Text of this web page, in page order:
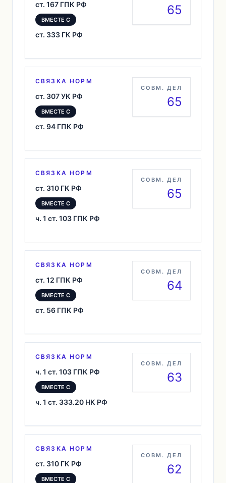
ст. 167 ГПК РФ
ВМЕСТЕ С
ст. 333 ГК РФ
65
СВЯЗКА НОРМ
ст. 307 УК РФ
ВМЕСТЕ С
ст. 94 ГПК РФ
СОВМ. ДЕЛ
65
СВЯЗКА НОРМ
ст. 310 ГК РФ
ВМЕСТЕ С
ч. 1 ст. 103 ГПК РФ
СОВМ. ДЕЛ
65
СВЯЗКА НОРМ
ст. 12 ГПК РФ
ВМЕСТЕ С
ст. 56 ГПК РФ
СОВМ. ДЕЛ
64
СВЯЗКА НОРМ
ч. 1 ст. 103 ГПК РФ
ВМЕСТЕ С
ч. 1 ст. 333.20 НК РФ
СОВМ. ДЕЛ
63
СВЯЗКА НОРМ
ст. 310 ГК РФ
ВМЕСТЕ С
СОВМ. ДЕЛ
62